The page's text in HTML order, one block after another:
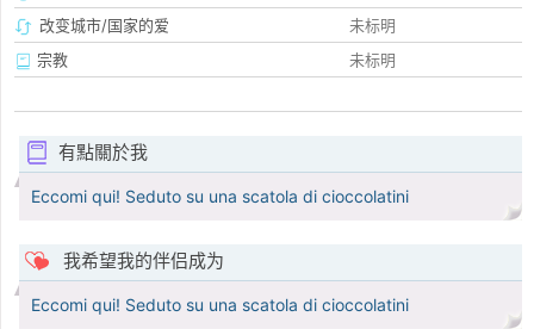
改变城市/国家的爱
未标明
宗教
未标明
有點關於我
Eccomi qui! Seduto su una scatola di cioccolatini
我希望我的伴侣成为
Eccomi qui! Seduto su una scatola di cioccolatini